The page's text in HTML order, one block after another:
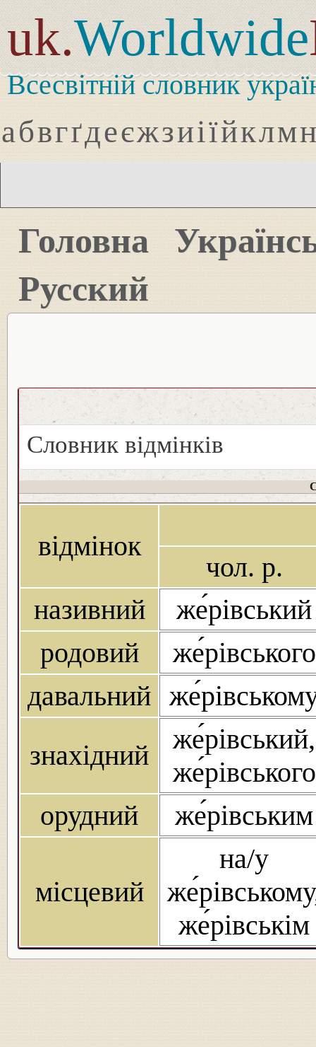
uk.Worldwide
Всесвітній словник
абвгґдеєжзиіїйклмн
Головна
Русский
Словник відмінків
відмінок
чол. р.
називний
же́рівський
родовий
же́рівського
давальний
знахідний
же́рівський,
же́рівського
орудний
же́рівським
місцевий
на/у
же́рівськім